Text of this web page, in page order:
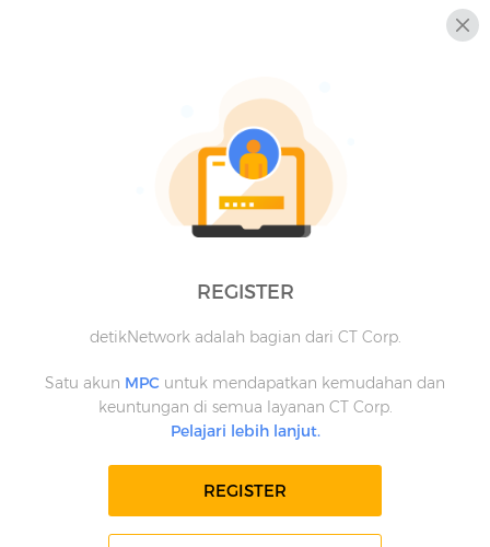
REGISTER
detikNetwork adalah bagian dari CT Corp.
Satu akun MPC untuk mendapatkan kemudahan dan
keuntungan di semua layanan CT Corp.
Pelajari lebih lanjut.
REGISTER